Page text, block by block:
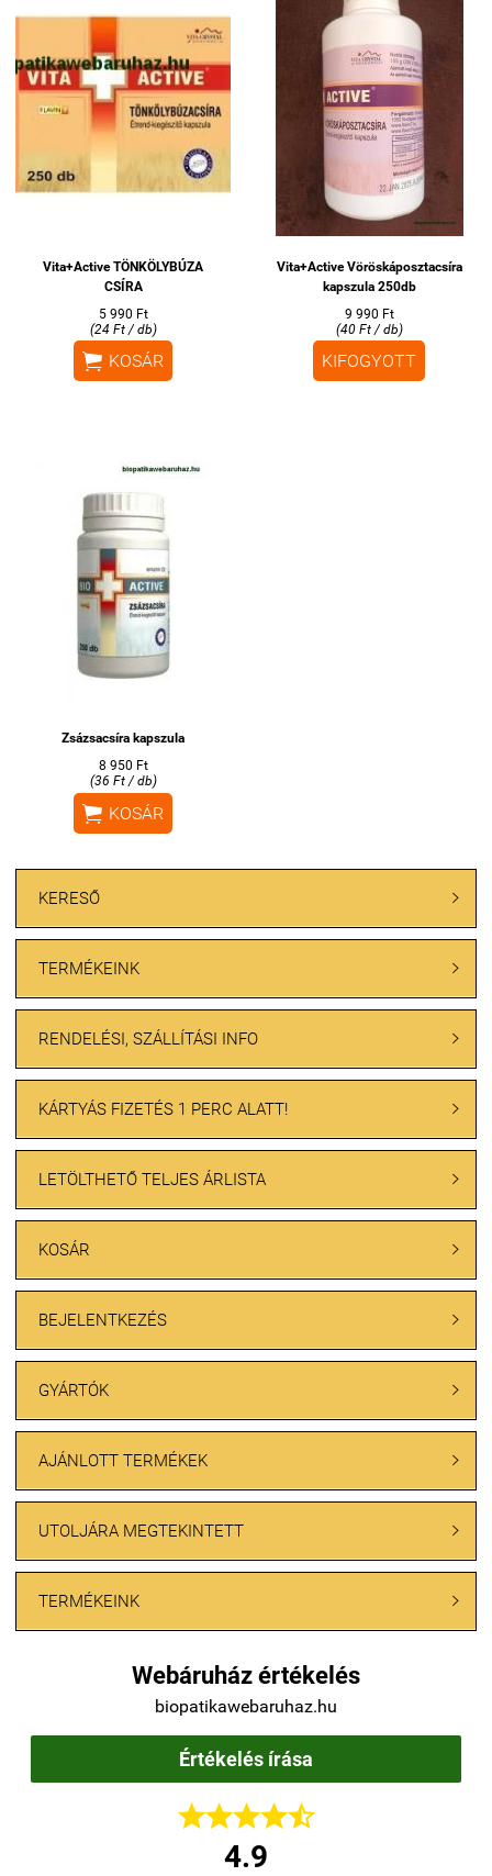
Vita+Active TÖNKÖLYBÚZA
CSÍRA
5 990 Ft
(24 Ft / db)
 KOSÁR
Vita+Active Vöröskáposztacsíra
kapszula 250db
9 990 Ft
(40 Ft / db)
KIFOGYOTT
Zsázsacsíra kapszula
8 950 Ft
(36 Ft / db)
 KOSÁR
KERESŐ 
TERMÉKEINK 
RENDELÉSI, SZÁLLÍTÁSI INFO 
KÁRTYÁS FIZETÉS 1 PERC ALATT! 
LETÖLTHETŐ TELJES ÁRLISTA 
KOSÁR 
BEJELENTKEZÉS 
GYÁRTÓK 
AJÁNLOTT TERMÉKEK 
UTOLJÁRA MEGTEKINTETT 
TERMÉKEINK 
Webáruház értékelés
biopatikawebaruhaz.hu
Értékelés írása

4.9